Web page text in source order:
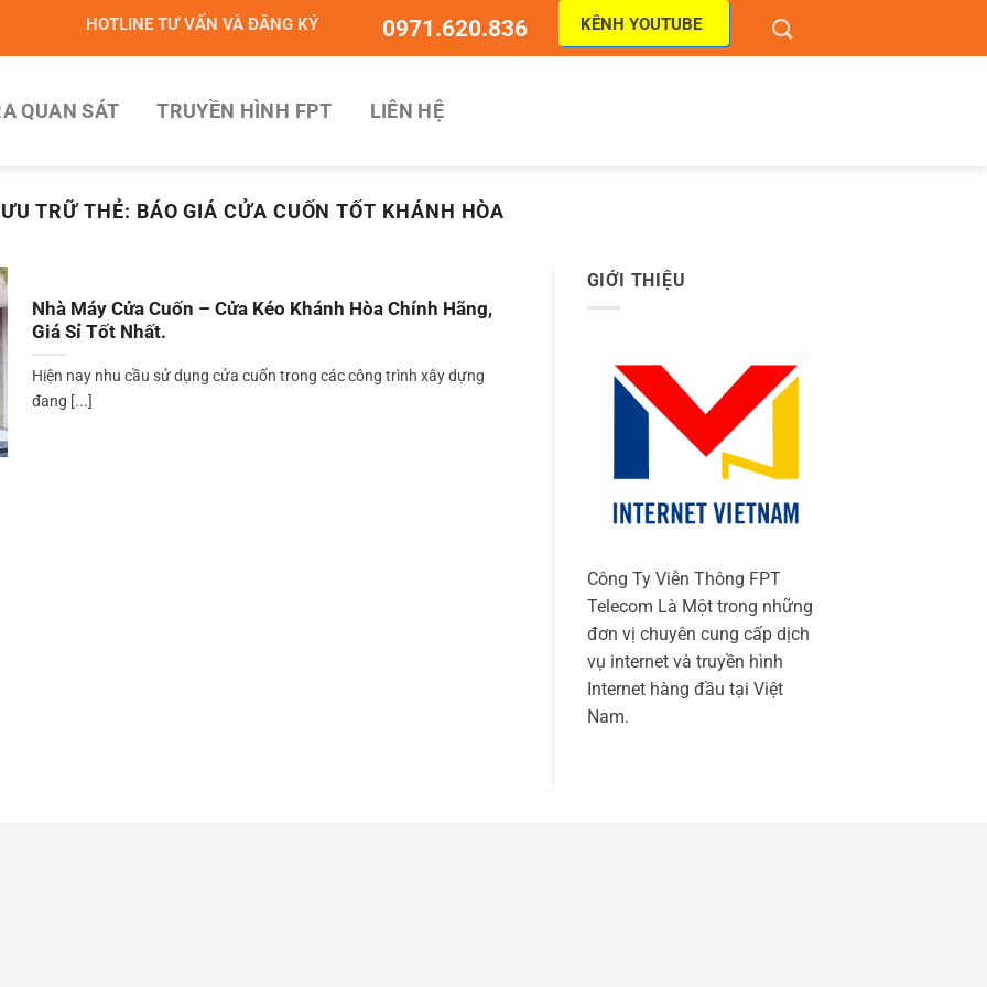
HOTLINE TƯ VẤN VÀ ĐĂNG KÝ 0971.620.836 KÊNH YOUTUBE
QUAN SÁT TRUYỀN HÌNH FPT LIÊN HỆ
TRỮ THẺ: BÁO GIÁ CỬA CUỐN TỐT KHÁNH HÒA
Nhà Máy Cửa Cuốn – Cửa Kéo Khánh Hòa Chính Hãng,
Giá Sỉ Tốt Nhất.
Hiện nay nhu cầu sử dụng cửa cuốn trong các công trình xây dựng
đang [...]
GIỚI THIỆU
Công Ty Viễn Thông FPT
Telecom Là Một trong những
đơn vị chuyên cung cấp dịch
vụ internet và truyền hình
Internet hàng đầu tại Việt
Nam.